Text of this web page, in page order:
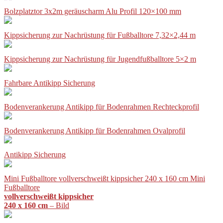
Bolzplatztor 3x2m geräuscharm Alu Profil 120×100 mm
Kippsicherung zur Nachrüstung für Fußballtore 7,32×2,44 m
Kippsicherung zur Nachrüstung für Jugendfußballtore 5×2 m
Fahrbare Antikipp Sicherung
Bodenverankerung Antikipp für Bodenrahmen Rechteckprofil
Bodenverankerung Antikipp für Bodenrahmen Ovalprofil
Antikipp Sicherung
Mini Fußballtore vollverschweißt kippsicher 240 x 160 cm Mini
Fußballtore
vollverschweißt kippsicher
240 x 160 cm – Bild